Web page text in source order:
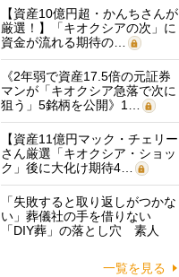
【資産10億円超・かんちさんが
厳選！】「キオクシアの次」に
資金が流れる期待の…
《2年弱で資産17.5倍の元証券
マンが「キオクシア急落で次に
狙う」5銘柄を公開》1…
【資産11億円マック・チェリー
さん厳選「キオクシア・ショッ
ク」後に大化け期待4…
「失敗すると取り返しがつかな
い」葬儀社の手を借りない
「DIY葬」の落とし穴 素人
一覧を見る